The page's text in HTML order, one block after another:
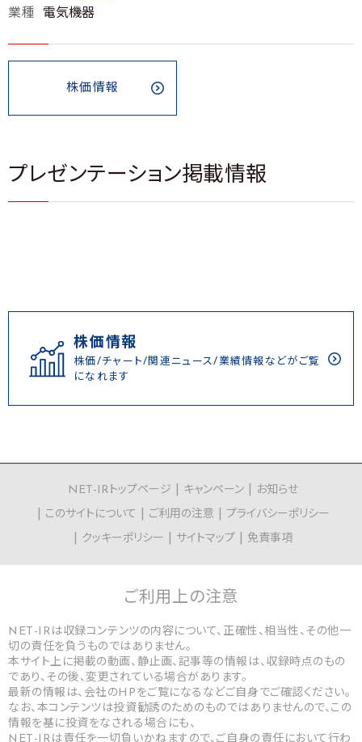
業種
電気機器
株価情報
プレゼンテーション掲載情報
株価情報
株価/チャート/関連ニュース/業績情報などがご覧
になれます
NET-IRトップページ キャンペーン
お知らせ
このサイトについて
ご利用の注意
プライバシーポリシー
クッキーポリシー
サイトマップ 免責事項
ご利用上の注意
NET-IRは収録コンテンツの内容について、正確性、相当性、その他一
切の責任を負うものではありません。
本サイト上に掲載の動画、静止画、記事等の情報は、収録時点のもの
であり、その後、変更されている場合があります。
最新の情報は、会社のHPをご覧になるなどご自身でご確認ください。
なお、本コンテンツは投資勧誘のためのものではありませんので、この
情報を基に投資をなされる場合にも、
NET-IRは責任を一切負いかねますので、ご自身の責任において行わ